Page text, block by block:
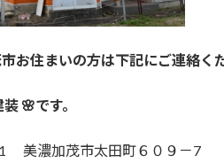
お住まいの方は下記にご連絡く
🌸です。
美濃加茂市太田町６０９－7